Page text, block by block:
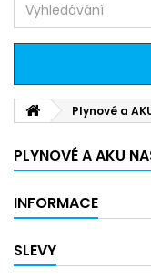
Plynové a
PLYNOVÉ A AKU
INFORMACE
SLEVY